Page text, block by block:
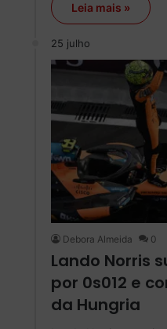
Leia mais »
25 julho
Debora Almeida 0
Lando Norris
por 0s012 e
da Hungria